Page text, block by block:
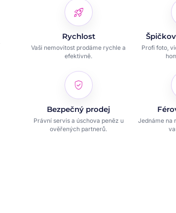
rocket_launch
Rychlost
Vaši nemovitost prodáme rychle a
efektivně.
Profi foto,
verified_user
Bezpečný prodej
Právní servis a úschova peněz u
ověřených partnerů.
Jednáme na